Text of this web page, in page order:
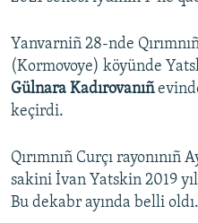
u
s
s
l
d
i
d
e
Yanvarniñ 28-nde
(Kormovoye) köyünde
Gülnara Kadırovanıñ
keçirdi.
Qırımnıñ Curçı
sakini İvan Yatskin 2019
Bu dekabr ayında belli oldı.